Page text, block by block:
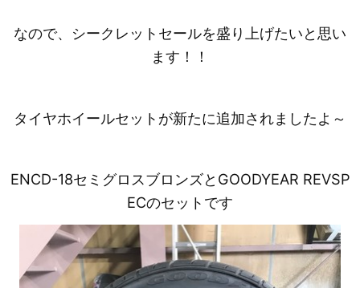
なので、シークレットセールを盛り上げたいと思い
ます！！
タイヤホイールセットが新たに追加されましたよ～
ENCD-18セミグロスブロンズとGOODYEAR REVSP
ECのセットです